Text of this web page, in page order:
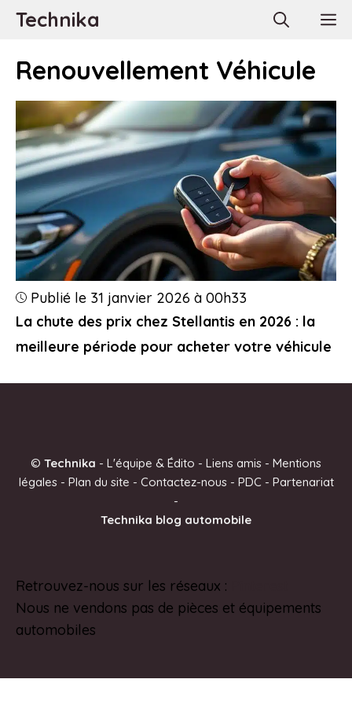
AllerTechnika
Renouvellement Véhicule
La chute des prix chez Stellantis en 2026 : la
meilleure période pour acheter votre véhicule
Publié le 31 janvier 2026 à 00h33
© Technika - L'équipe & Édito - Liens amis - Mentions
légales- Plan du site - Contactez-nous- PDC - Partenariat
-
Technika blog automobile
Retrouvez-nous sur les réseaux :
Nous ne vendons pas de pièces et équipements
automobiles